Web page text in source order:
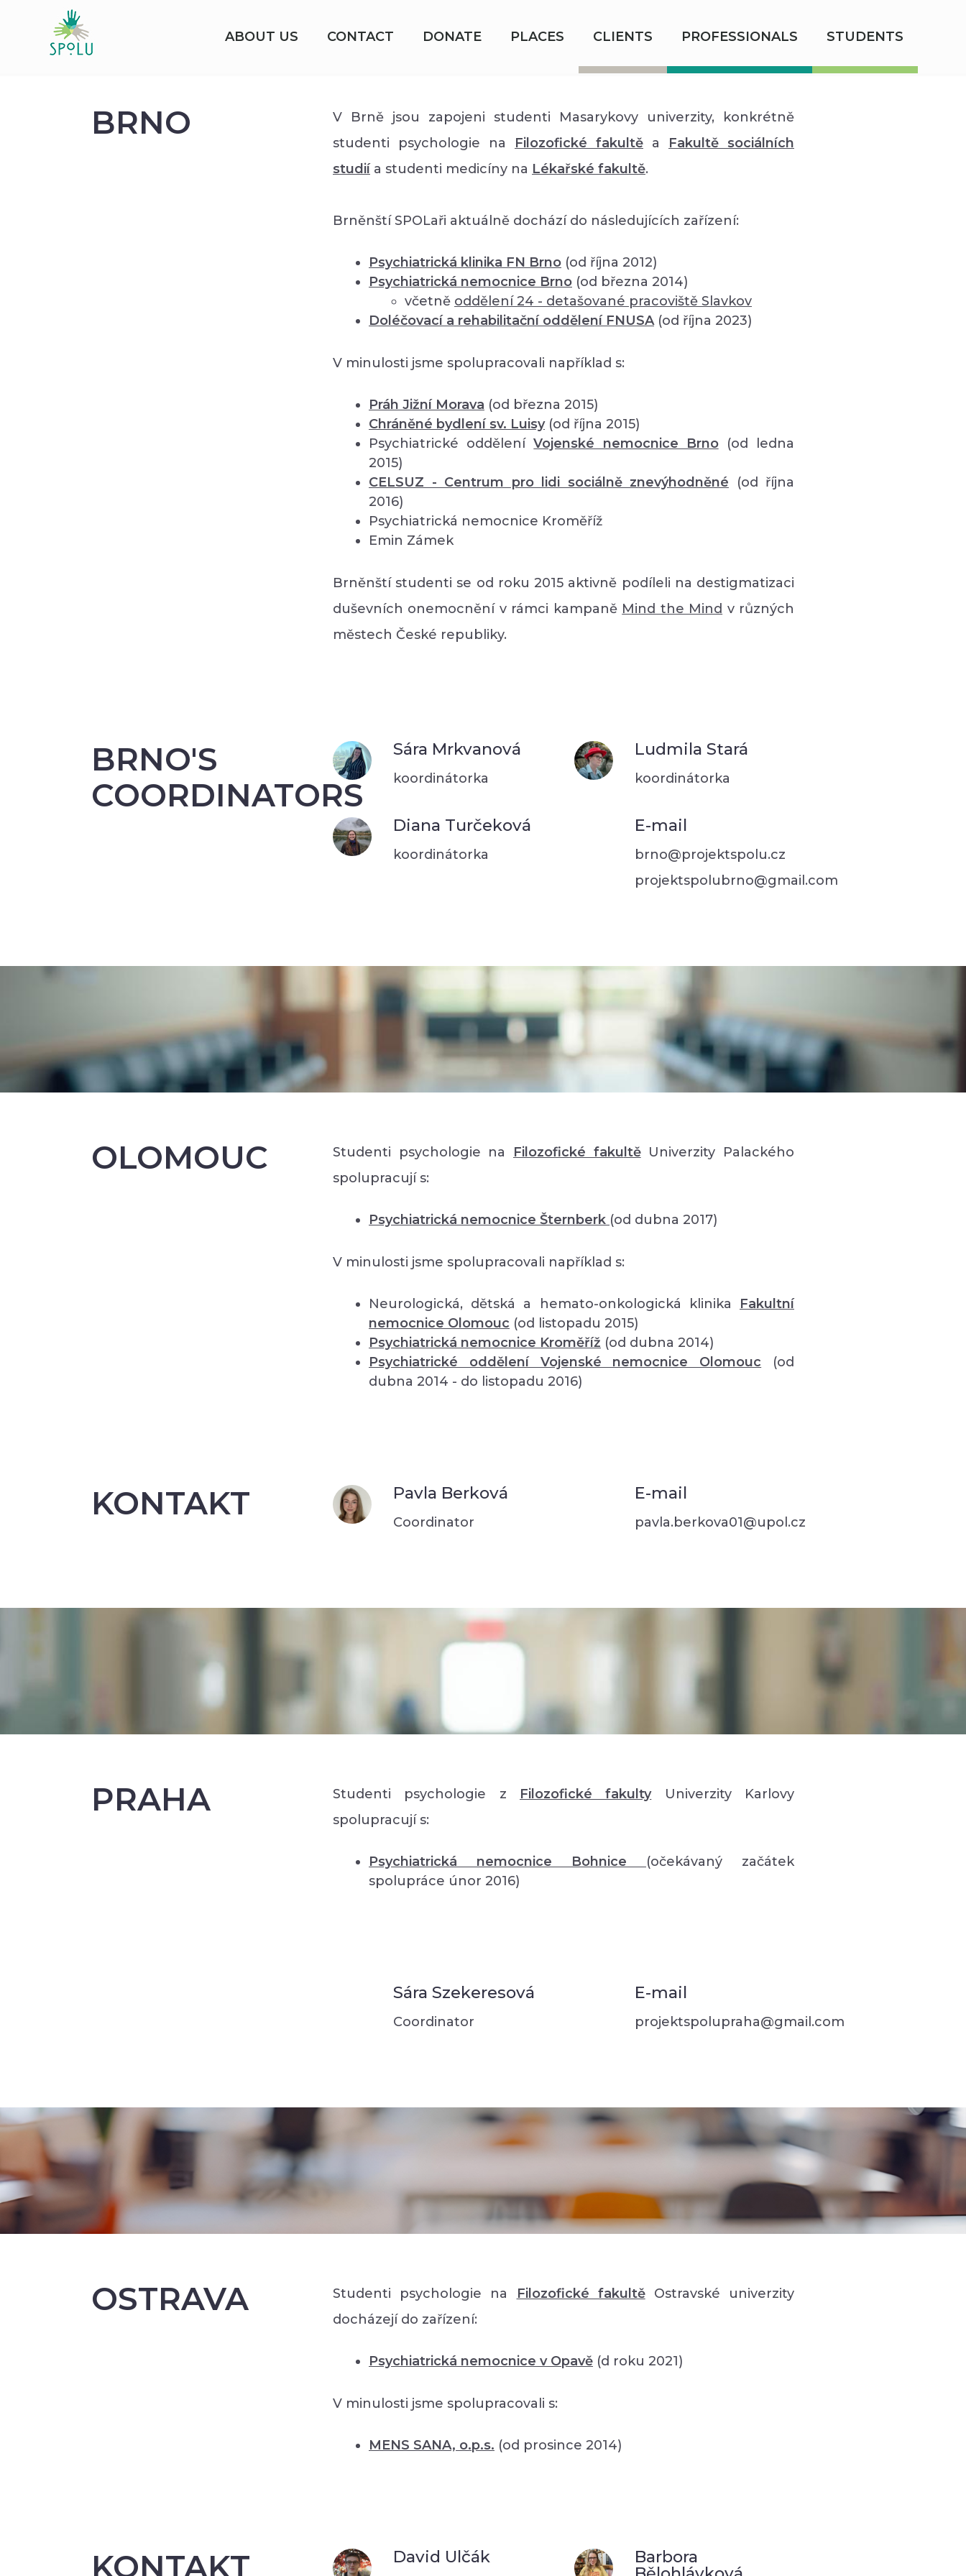
ABOUT US CONTACT DONATE PLACES CLIENTS PROFESSIONALS STUDENTS
BRNO
V Brně jsou zapojeni studenti Masarykovy univerzity, konkrétně
studenti psychologie na Filozofické fakultě a Fakultě sociálních
studií a studenti medicíny na Lékařské fakultě.
Brněnští SPOLaři aktuálně dochází do následujících zařízení:
Psychiatrická klinika FN Brno (od října 2012)
Psychiatrická nemocnice Brno (od března 2014)
včetně oddělení24 - detašované pracoviště Slavkov
Doléčovací a rehabilitační oddělení FNUSA (od října 2023)
V minulosti jsme spolupracovali například s:
Práh Jižní Morava (od března 2015)
Chráněné bydlení sv. Luisy (od října 2015)
Psychiatrické odděleníVojenské nemocnice Brno(od ledna
2015)
CELSUZ - Centrum pro lidi sociálně znevýhodněné
(od října
2016)
Psychiatrická nemocnice Kroměříž
Emin Zámek
Brněnští studenti se od roku 2015 aktivně podíleli na destigmatizaci
duševních onemocnění v rámci kampaně Mind the Mind v různých
městech České republiky.
BRNO'S
COORDINATORS
Sára Mrkvanová
koordinátorka
Ludmila Stará
koordinátorka
Diana Turčeková
koordinátorka
E-mail
brno@projektspolu.cz
projektspolubrno@gmail.com
OLOMOUC Studenti psychologie na Filozofické faku ltěUniverzity Palackého
spolupracují s:
Psychiatrická nemocnice Šternberk (od dubna 2017)
V minulosti jsme spolupracovali například s:
Neurologická, dětská a hemato-onkologická klinika Fakultní
nemocnice Olomouc (od listopadu 2015)
Psychiatrická nemocnice Kroměříž (od dubna 2014)
Psychiatrické oddělení Vojenské nemocnice Olomouc (od
dubna 2014 - do listopadu 2016)
KONTAKT Pavla Berková
Coordinator
E-mail
pavla.berkova01@upol.cz
PRAHA Studenti psychologie z Filozofické fakulty
Univerzity Karlovy
spolupracují s:
Psychiatrická nemocnice Bohnice (očekávaný začátek
spolupráce únor 2016)
Sára Szekeresová
Coordinator
E-mail
projektspolupraha@gmail.com
OSTRAVA Studenti psychologie na Filozofické fakultěOstravské univerzity
docházejí do zařízení:
Psychiatrická nemocnice v Opavě (d roku 2021)
V minulosti jsme spolupracovali s:
MENS SANA, o.p.s. (od prosince 2014)
KONTAKT David Ulčák
Barbora